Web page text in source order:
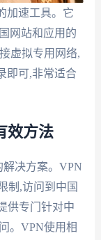
加速工具。它
网站和应用的
虚拟专用网络,
即可,非常适合
效方法
决方案。VPN
制,访问到中国
供专门针对中
。VPN使用相